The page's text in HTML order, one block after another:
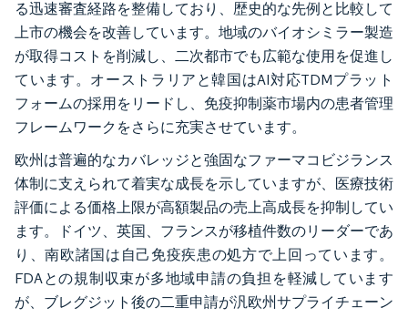
る迅速審査経路を整備しており、歴史的な先例と比較して
上市の機会を改善しています。地域のバイオシミラー製造
が取得コストを削減し、二次都市でも広範な使用を促進し
ています。オーストラリアと韓国はAI対応TDMプラット
フォームの採用をリードし、免疫抑制薬市場内の患者管理
フレームワークをさらに充実させています。
欧州は普遍的なカバレッジと強固なファーマコビジランス
体制に支えられて着実な成長を示していますが、医療技術
評価による価格上限が高額製品の売上高成長を抑制してい
ます。ドイツ、英国、フランスが移植件数のリーダーであ
り、南欧諸国は自己免疫疾患の処方で上回っています。
FDAとの規制収束が多地域申請の負担を軽減しています
が、ブレグジット後の二重申請が汎欧州サプライチェーン